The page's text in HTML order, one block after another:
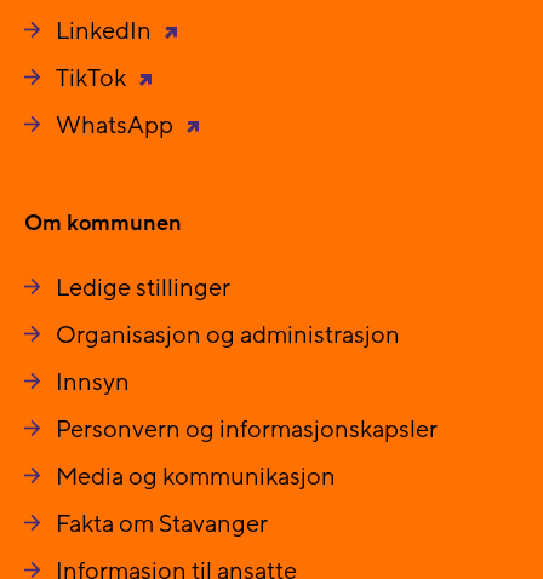
LinkedIn
TikTok
WhatsApp
Om kommunen
Ledige stillinger
Organisasjon og administrasjon
Innsyn
Personvern og informasjonskapsler
Media og kommunikasjon
Fakta om Stavanger
Informasjon til ansatte